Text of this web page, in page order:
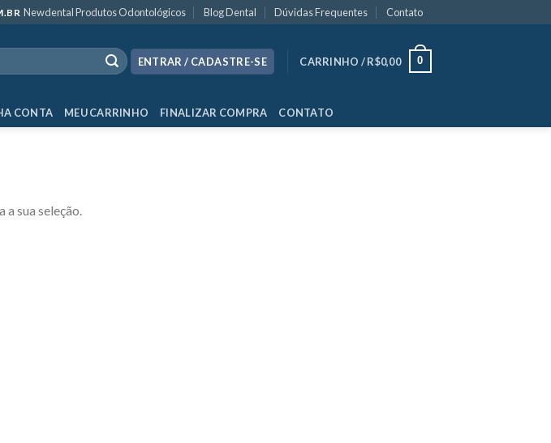
Newdental Produtos Odontológicos Blog Dental Dúvidas Frequentes Contato
ENTRAR / CADASTRE-SE CARRINHO /R$0,00 0
CONTA MEU CARRINHO FINALIZAR COMPRA CONTATO
sua seleção.